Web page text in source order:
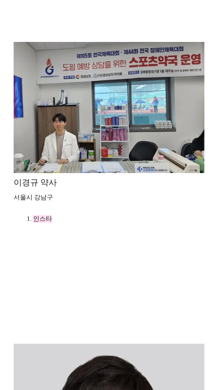
이경규 약사
서울시 강남구
인스타